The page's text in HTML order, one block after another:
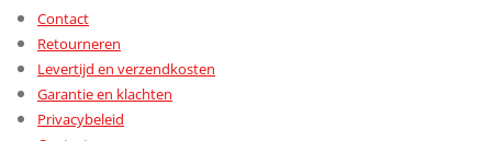
Contact
Retourneren
Levertijd en verzendkosten
Garantie en klachten
Privacybeleid